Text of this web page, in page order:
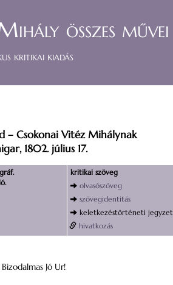
összes művei
kritikai kiadás
– Csokonai Vitéz Mihálynak
1802. július 17.
kritikai szöveg
olvasószöveg
szövegidentitás
keletkezéstörténeti jegyzet
hivatkozás
Bizodalmas Jó Ur!